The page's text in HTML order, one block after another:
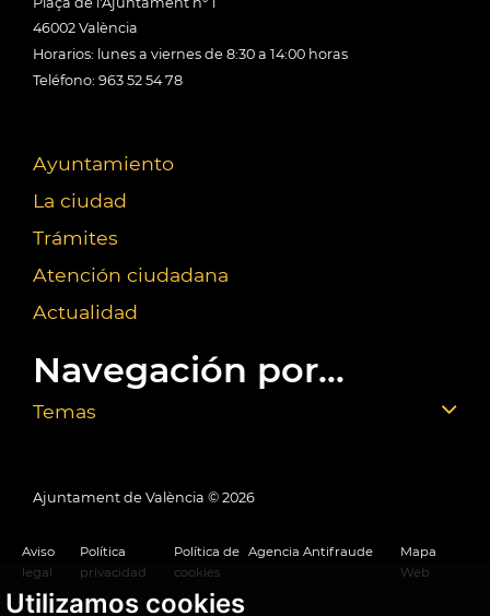
Utilizamos cookies
46002 València
Horarios: lunes a viernes de 8:30 a 14:00 horas
Teléfono: 963 52 54 78
Ayuntamiento
La ciudad
Trámites
Atención ciudadana
Actualidad
Navegación por...
Temas
Ajuntament de València © 2026
Aviso
legal
Política
privacidad
Política de
cookies
Agencia Antifraude
Mapa
Web